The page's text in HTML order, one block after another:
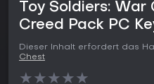
Toy Soldiers: War
Creed Pack PC
Dieser Inhalt erfordert das
Chest
★★★★★